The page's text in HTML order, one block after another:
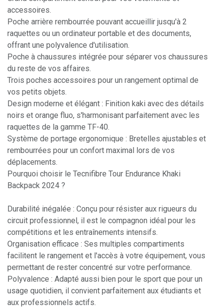
accessoires.
Poche arrière rembourrée pouvant accueillir jusqu'à 2
raquettes ou un ordinateur portable et des documents,
offrant une polyvalence d'utilisation.
Poche à chaussures intégrée pour séparer vos chaussures
du reste de vos affaires.
Trois poches accessoires pour un rangement optimal de
vos petits objets.
Design moderne et élégant : Finition kaki avec des détails
noirs et orange fluo, s'harmonisant parfaitement avec les
raquettes de la gamme TF-40.
Système de portage ergonomique : Bretelles ajustables et
rembourrées pour un confort maximal lors de vos
déplacements.
Pourquoi choisir le Tecnifibre Tour Endurance Khaki
Backpack 2024 ?
Durabilité inégalée : Conçu pour résister aux rigueurs du
circuit professionnel, il est le compagnon idéal pour les
compétitions et les entraînements intensifs.
Organisation efficace : Ses multiples compartiments
facilitent le rangement et l'accès à votre équipement, vous
permettant de rester concentré sur votre performance.
Polyvalence : Adapté aussi bien pour le sport que pour un
usage quotidien, il convient parfaitement aux étudiants et
aux professionnels actifs.